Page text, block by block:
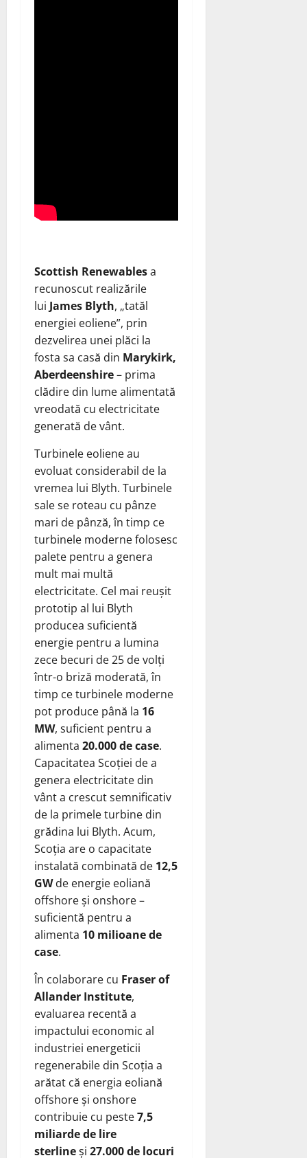
Scottish Renewablesa
recunoscut realizările
lui James Blyth, „tatăl
energiei eoliene”, prin
dezvelirea unei plăci la
fosta sa casă din Marykirk,
Aberdeenshire– prima
clădire din lume alimentată
vreodată cu electricitate
generată de vânt.
Turbinele eoliene au
evoluat considerabil de la
vremea lui Blyth. Turbinele
sale se roteau cu pânze
mari de pânză, în timp ce
turbinele moderne folosesc
palete pentru a genera
mult mai multă
electricitate. Cel mai reușit
prototip al lui Blyth
producea suficientă
energie pentru a lumina
zece becuri de 25 de volți
într-o briză moderată, în
timp ce turbinele moderne
pot produce până la 16
MW, suficient pentru a
alimenta 20.000 de case.
Capacitatea Scoției de a
genera electricitate din
vânt a crescut semnificativ
de la primele turbine din
grădina lui Blyth. Acum,
Scoția are o capacitate
instalată combinată de 12,5
GWde energie eoliană
offshore și onshore –
suficientă pentru a
alimenta 10 milioane de
case.
În colaborare cu Fraser of
Allander Institute,
evaluarea recentă a
impactului economic al
industriei energeticii
regenerabile din Scoția a
arătat că energia eoliană
offshore și onshore
contribuie cu peste7,5
miliarde de lire
sterlineși 27.000 de locuri